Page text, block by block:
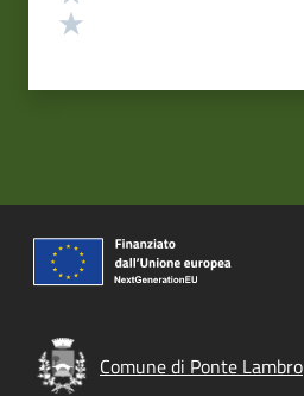
Comune di Ponte Lambro